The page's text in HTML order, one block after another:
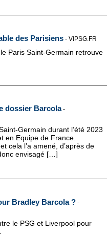
des Parisiens - VIPSG.FR
Paris Saint-Germain retrouve
dossier Barcola-
Germain durant l’été 2023
en Equipe de France.
cela l’a amené, d’après de
envisagé […]
Bradley Barcola ? -
le PSG et Liverpool pour